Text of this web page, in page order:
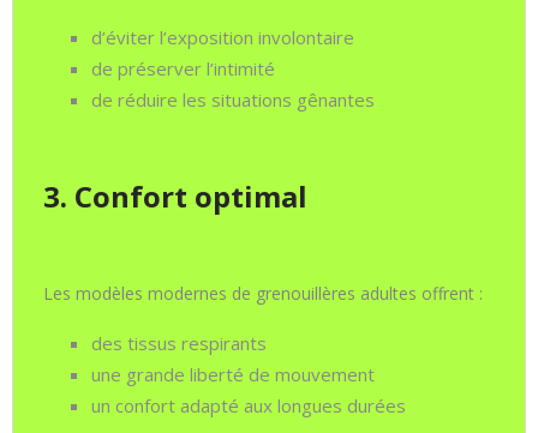
d’éviter l’exposition involontaire
de préserver l’intimité
de réduire les situations gênantes
3. Confort optimal
Les modèles modernes de grenouillères adultes offrent :
des tissus respirants
une grande liberté de mouvement
un confort adapté aux longues durées